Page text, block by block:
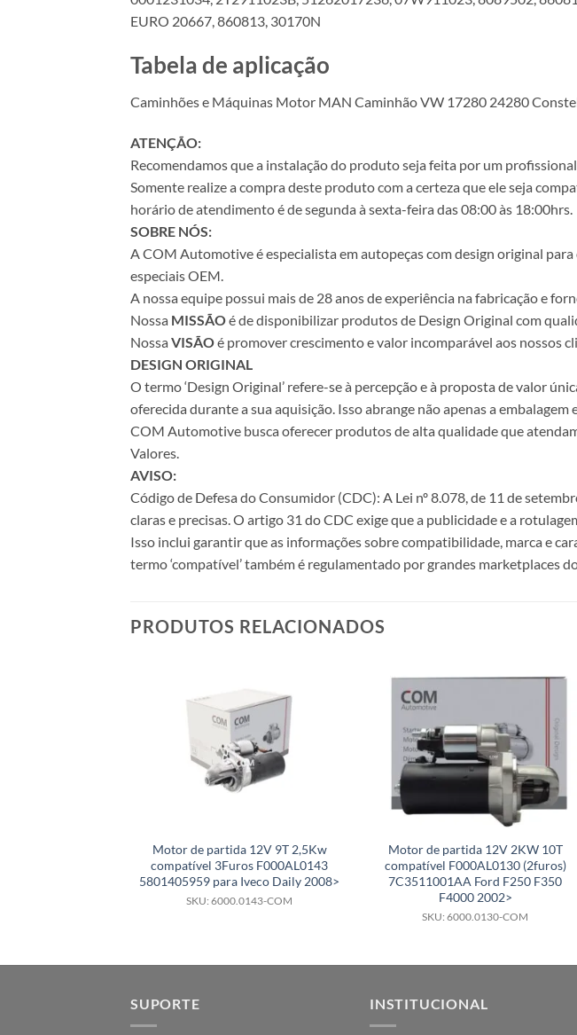
EURO 20667, 860813, 30170N
Tabela de aplicação
Caminhões e Máquinas Motor MAN Caminhão VW 17280 24280
ATENÇÃO:
Recomendamos que a instalação do produto seja feita por um
Somente realize a compra deste produto com a certeza que ele seja
horário de atendimento é de segunda à sexta-feira das 08:00 às 18:00hrs.
SOBRE NÓS:
A COM Automotive é especialista em autopeças com design original
especiais OEM.
A nossa equipe possui mais de 28 anos de experiência na fabricação e
Nossa MISSÃOé de disponibilizar produtos de Design Original com
Nossa VISÃOé promover crescimento e valor incomparável aos nossos
DESIGN ORIGINAL
O termo ‘Design Original’ refere-se à percepção e à proposta de valor
oferecida durante a sua aquisição. Isso abrange não apenas a
COM Automotive busca oferecer produtos de alta qualidade que
Valores.
AVISO:
Código de Defesa do Consumidor (CDC): A Lei nº 8.078, de 11 de
claras e precisas. O artigo 31 do CDC exige que a publicidade e a
Isso inclui garantir que as informações sobre compatibilidade, marca e
termo ‘compatível’ também é regulamentado por grandes marketplaces
PRODUTOS RELACIONADOS
Motor de partida 12V 9T 2,5Kw
compatível 3Furos F000AL0143
5801405959 para Iveco Daily 2008>
SKU: 6000.0143-COM
Motor de partida 12V 2KW 10T
compatível F000AL0130 (2furos)
7C3511001AA Ford F250 F350
F4000 2002>
SKU: 6000.0130-COM
SUPORTE INSTITUCIONAL